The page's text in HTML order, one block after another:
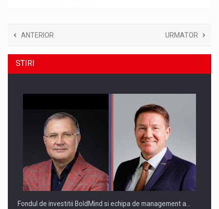
ANTERIOR URMATOR
STIRI
Fondul de investitii BoldMind si echipa de management a…